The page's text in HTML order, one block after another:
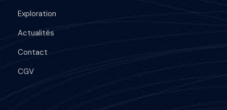
Exploration
Actualités
Contact
CGV